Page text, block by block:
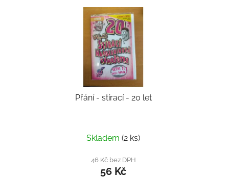
Přání - stírací - 20 let
Skladem (2 ks)
46 Kč bez DPH
56 Kč